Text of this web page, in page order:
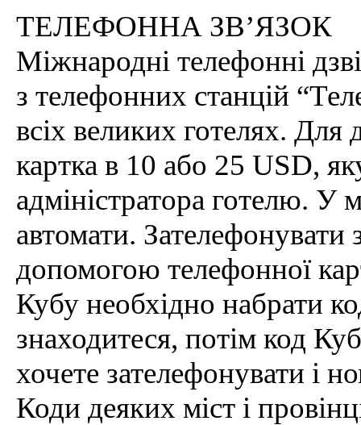
ТЕЛЕФОННА ЗВ’ЯЗОК
Міжнародні телефонні
з телефонних станцій
всіх великих готелях. Для
картка в 10 або 25 USD,
адміністратора готелю. У
автомати.
допомогою телефонної
Кубу необхідно набрати
знаходитеся, потім код
хочете зателефонувати і
Коди деяких міст і